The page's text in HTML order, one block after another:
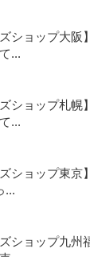
ズショップ大阪
...
ズショップ札幌
...
ズショップ東京
...
ズショップ九州